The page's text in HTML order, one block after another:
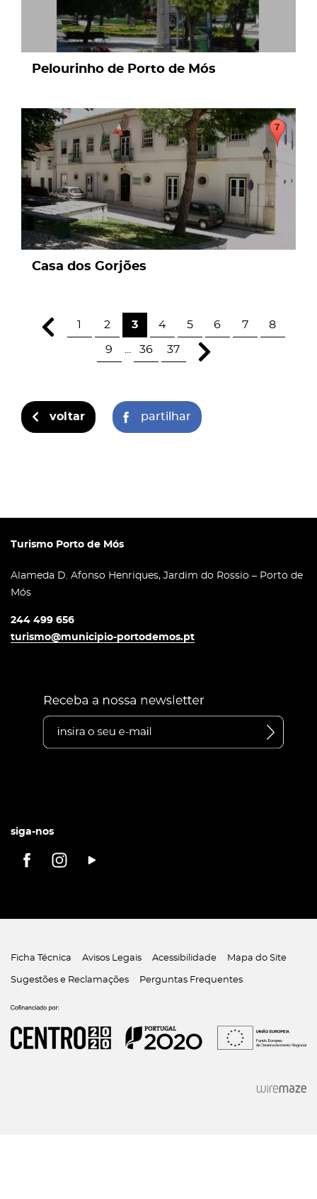
Pelourinho de Porto de Mós
page
Casa dos Gorjões
1 2 3 4 5 6 7 8
9 36 37
voltar partilhar
Turismo Porto de Mós
Alameda D. Afonso Henriques, Jardim do Rossio – Porto de
Mós
244 499 656
turismo@municipio-portodemos.pt
siga-nos
Ficha Técnica Avisos Legais Acessibilidade Mapa do Site
Sugestões e Reclamações Perguntas Frequentes